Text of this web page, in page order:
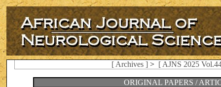
[ Archives ] > [ AJNS 2025
ORIGINAL PAPERS /